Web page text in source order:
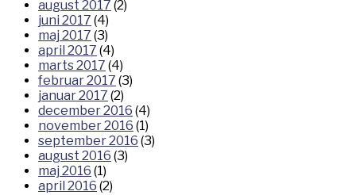
august 2017 (2)
juni 2017 (4)
maj 2017 (3)
april 2017 (4)
marts 2017 (4)
februar 2017 (3)
januar 2017 (2)
december 2016 (4)
november 2016 (1)
september 2016 (3)
august 2016 (3)
maj 2016 (1)
april 2016 (2)